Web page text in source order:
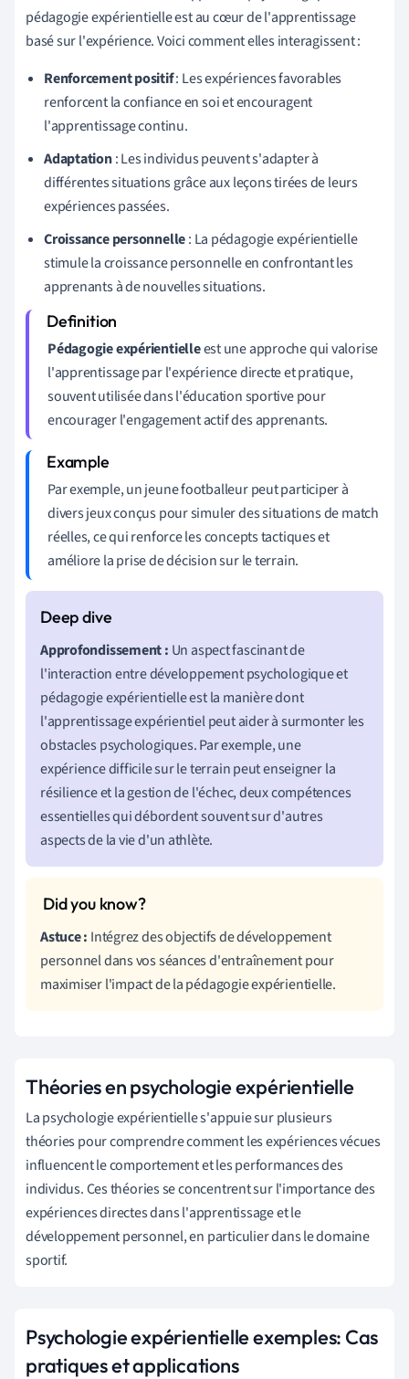
pédagogie expérientielle est au cœur de l'apprentissage
basé sur l'expérience. Voici comment elles interagissent :
Renforcement positif: Les expériences favorables
renforcent la confiance en soi et encouragent
l'apprentissage continu.
Adaptation: Les individus peuvent s'adapter à
différentes situations grâce aux leçons tirées de leurs
expériences passées.
Croissance personnelle: La pédagogie expérientielle
stimule la croissance personnelle en confrontant les
apprenants à de nouvelles situations.
Pédagogie expérientielleest une approche qui valorise
l'apprentissage par l'expérience directe et pratique,
souvent utilisée dans l'éducation sportive pour
encourager l'engagement actif des apprenants.
Par exemple, un jeune footballeur peut participer à
divers jeux conçus pour simuler des situations de match
réelles, ce qui renforce les concepts tactiques et
améliore la prise de décision sur le terrain.
Approfondissement : Un aspect fascinant de
l'interaction entre développement psychologique et
pédagogie expérientielle est la manière dont
l'apprentissage expérientiel peut aider à surmonter les
obstacles psychologiques. Par exemple, une
expérience difficile sur le terrain peut enseigner la
résilience et la gestion de l'échec, deux compétences
essentielles qui débordent souvent sur d'autres
aspects de la vie d'un athlète.
Astuce : Intégrez des objectifs de développement
personnel dans vos séances d'entraînement pour
maximiser l'impact de la pédagogie expérientielle.
Théories en psychologie expérientielle
La psychologie expérientielle s'appuie sur plusieurs
théories pour comprendre comment les expériences vécues
influencent le comportement et les performances des
individus. Ces théories se concentrent sur l'importance des
expériences directes dans l'apprentissage et le
développement personnel, en particulier dans le domaine
sportif.
Psychologie expérientielle exemples: Cas
pratiques et applications